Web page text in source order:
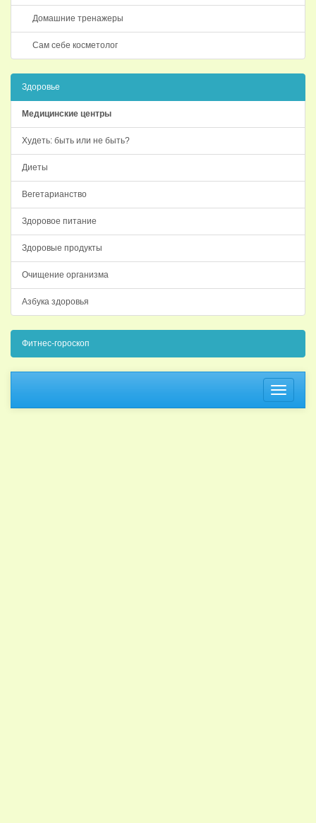
Домашние тренажеры
Сам себе косметолог
Здоровье
Медицинские центры
Худеть: быть или не быть?
Диеты
Вегетарианство
Здоровое питание
Здоровые продукты
Очищение организма
Азбука здоровья
Фитнес-гороскоп